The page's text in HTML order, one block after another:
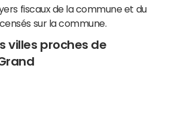
fiscaux de la commune et du
sur la commune.
villes proches de